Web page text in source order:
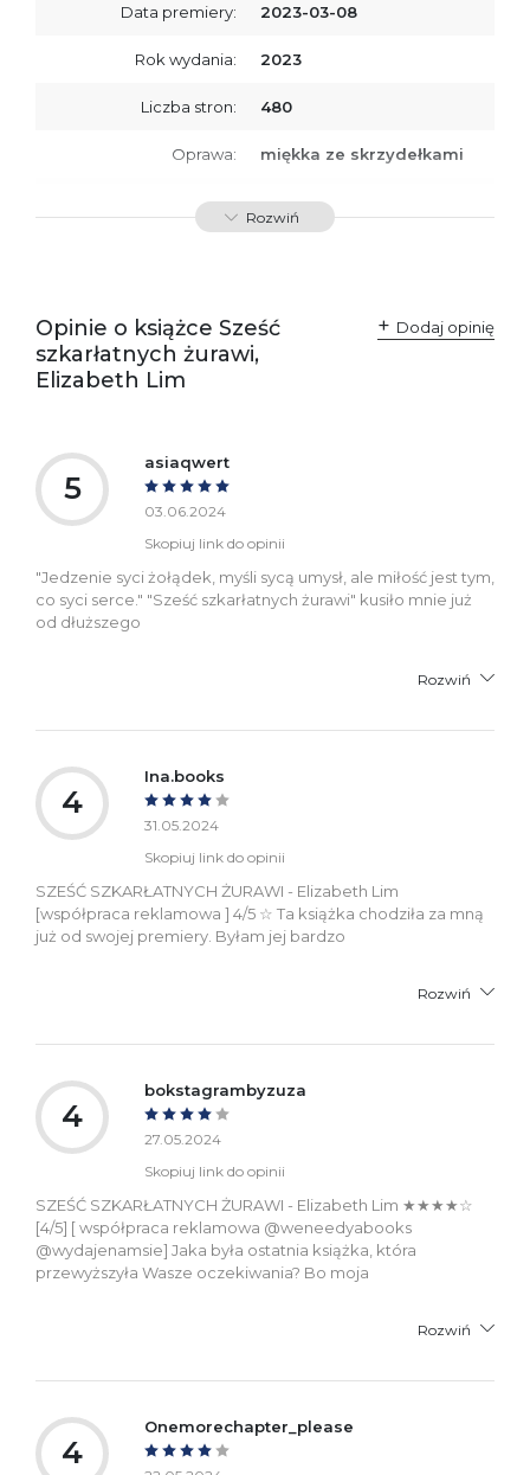
Data premiery: 2023-03-08
Rok wydania: 2023
Liczba stron: 480
Oprawa: miękka ze skrzydełkami
ISBN 9788367551489
odpowiedzialne za
zgodność produktu z
przepisami:
Sp. z o.o.
ul. Fredry 8
Ostrzeżenia oraz
informacje dotyczące
bezpieczeństwa:
Rozwiń
Opinie o książce Sześć
szkarłatnych żurawi,
Elizabeth Lim
Dodaj opinię
5
asiaqwert
03.06.2024
Skopiuj link do opinii
"Jedzenie syci żołądek, myśli sycą umysł, ale miłość jest tym,
co syci serce." "Sześć szkarłatnych żurawi" kusiło mnie już
od dłuższego
Rozwiń
4
Ina.books
31.05.2024
Skopiuj link do opinii
SZEŚĆ SZKARŁATNYCH ŻURAWI - Elizabeth Lim
[współpraca reklamowa ] 4/5 ☆ Ta książka chodziła za mną
już od swojej premiery. Byłam jej bardzo
Rozwiń
4
bokstagrambyzuza
27.05.2024
Skopiuj link do opinii
SZEŚĆ SZKARŁATNYCH ŻURAWI - Elizabeth Lim ★★★★☆
[4/5] [ współpraca reklamowa @weneedyabooks
@wydajenamsie] Jaka była ostatnia książka, która
przewyższyła Wasze oczekiwania? Bo moja
Rozwiń
4
Onemorechapter_please